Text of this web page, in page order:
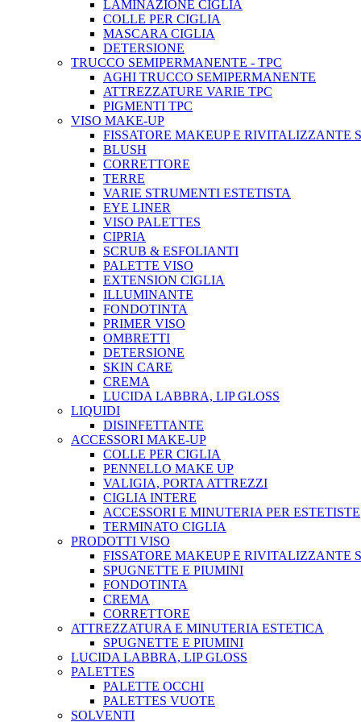
LAMINAZIONE CIGLIA
COLLE PER CIGLIA
MASCARA CIGLIA
DETERSIONE
TRUCCO SEMIPERMANENTE - TPC
AGHI TRUCCO SEMIPERMANENTE
ATTREZZATURE VARIE TPC
PIGMENTI TPC
VISO MAKE-UP
FISSATORE MAKEUP E RIVITALIZZANTE
BLUSH
CORRETTORE
TERRE
VARIE STRUMENTI ESTETISTA
EYE LINER
VISO PALETTES
CIPRIA
SCRUB & ESFOLIANTI
PALETTE VISO
EXTENSION CIGLIA
ILLUMINANTE
FONDOTINTA
PRIMER VISO
OMBRETTI
DETERSIONE
SKIN CARE
CREMA
LUCIDA LABBRA, LIP GLOSS
LIQUIDI
DISINFETTANTE
ACCESSORI MAKE-UP
COLLE PER CIGLIA
PENNELLO MAKE UP
VALIGIA, PORTA ATTREZZI
CIGLIA INTERE
ACCESSORI E MINUTERIA PER ESTETISTE
TERMINATO CIGLIA
PRODOTTI VISO
FISSATORE MAKEUP E RIVITALIZZANTE
SPUGNETTE E PIUMINI
FONDOTINTA
CREMA
CORRETTORE
ATTREZZATURA E MINUTERIA ESTETICA
SPUGNETTE E PIUMINI
LUCIDA LABBRA, LIP GLOSS
PALETTES
PALETTE OCCHI
PALETTES VUOTE
SOLVENTI